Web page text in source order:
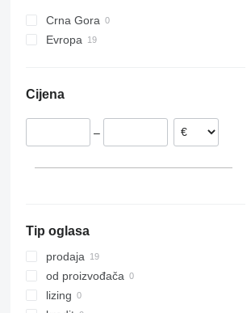
Crna Gora
Evropa
Poljska
Grčka
Cijena
–
Tip oglasa
prodaja
od proizvođača
lizing